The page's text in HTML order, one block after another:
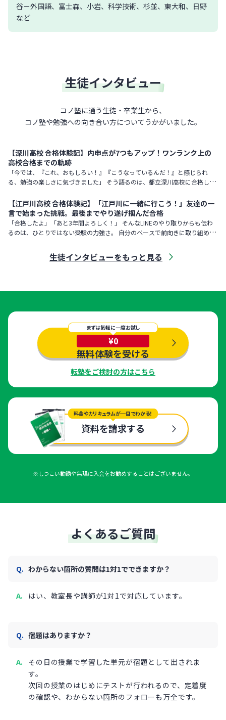
谷－外国語、富士森、小岩、科学技術、杉並、東大和、日野
など
生徒インタビュー
コノ塾に通う生徒・卒業生から、
コノ塾や勉強への向き合い方について うかがいました。
【深川高校 合格体験記】内申点が7つもアップ！ワンランク上の
高校合格までの軌跡
「今では、『これ、おもしろい！』『こうなっているんだ！』と感じられ
る、勉強の楽しさに気づきました」 そう語るのは、都立深川高校に合格した
【江戸川高校 合格体験記】「江戸川に一緒に行こう！」友達の一
言で始まった挑戦。最後までやり遂げ掴んだ合格
「合格したよ」「あと3年間よろしく！」 そんなLINEのやり取りからも伝わ
るのは、ひとりではない受験の力強さ。 自分のペースで前向きに取り組めた
生徒インタビューをもっと見る
まずは気軽に一度お試し
¥0
無料体験を受ける
転塾をご検討の方はこちら
料金やカリキュラムが一目でわかる！
資料を請求する
※しつこい勧誘や無理に入会をお勧めすることはございません。
よくあるご質問
わからない箇所の質問は1対1でできますか？
はい、教室長や講師が1対1で対応しています。
宿題はありますか？
その日の授業で学習した単元が宿題として出されま
す。
次回の授業のはじめにテストが行われるので、定着度
の確認や、わからない箇所のフォローも万全です。